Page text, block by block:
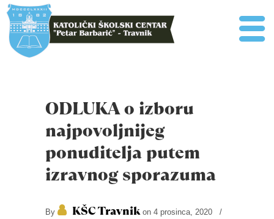
ODLUKA o izboru
najpovoljnijeg
ponuditelja putem
izravnog sporazuma
By KŠC Travnikon 4 prosinca, 2020 /